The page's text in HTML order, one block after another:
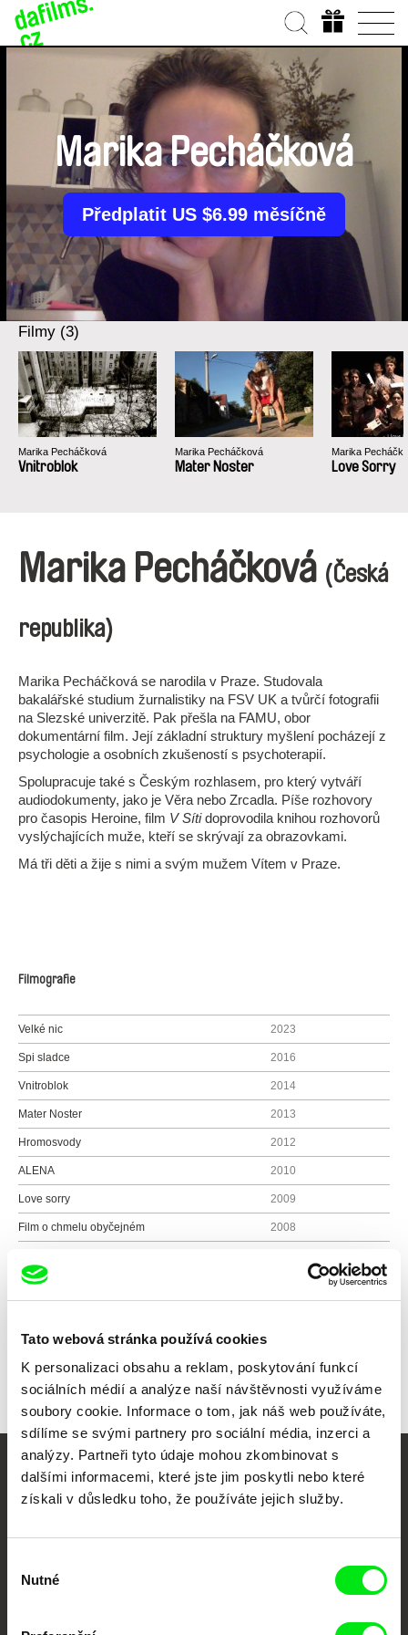
Tato webová stránka používá cookies
K personalizaci obsahu a reklam, poskytování funkcí
sociálních médií a analýze naší návštěvnosti využíváme
soubory cookie. Informace o tom, jak náš web používáte,
sdílíme se svými partnery pro sociální média, inzerci a
analýzy. Partneři tyto údaje mohou zkombinovat s
dalšími informacemi, které jste jim poskytli nebo které
získali v důsledku toho, že používáte jejich služby.
souhlasu
Nutné
Marika Pecháčková
Předplatit US $6.99 měsíčně
Filmy (3)
Marika Pecháčková
Vnitroblok
Marika Pecháčková
Mater Noster
Marika
Love Sorry
Marika Pecháčková (Česká
republika)
Marika Pecháčková se narodila v Praze. Studovala
bakalářské studium žurnalistiky na FSV UK a tvůrčí fotografii
na Slezské univerzitě. Pak přešla na FAMU, obor
dokumentární film. Její základní struktury myšlení pocházejí z
psychologie a osobních zkušeností s psychoterapií.
Spolupracuje také s Českým rozhlasem, pro který vytváří
audiodokumenty, jako je Věra nebo Zrcadla. Píše rozhovory
pro časopis Heroine, film V Sítidoprovodila knihou rozhovorů
vyslýchajících muže, kteří se skrývají za obrazovkami.
Má tři děti a žije s nimi a svým mužem Vítem v Praze.
Filmografie
Velké nic 2023
Spi sladce 2016
Vnitroblok 2014
Mater Noster 2013
Hromosvody 2012
ALENA 2010
Love sorry 2009
Film o chmelu obyčejném 2008
Vaše online